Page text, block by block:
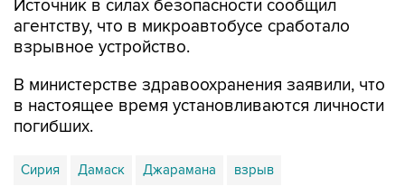
Источник в силах безопасности сообщил
агентству, что в микроавтобусе сработало
взрывное устройство.
В министерстве здравоохранения заявили, что
в настоящее время установливаются личности
погибших.
Сирия Дамаск Джарамана взрыв